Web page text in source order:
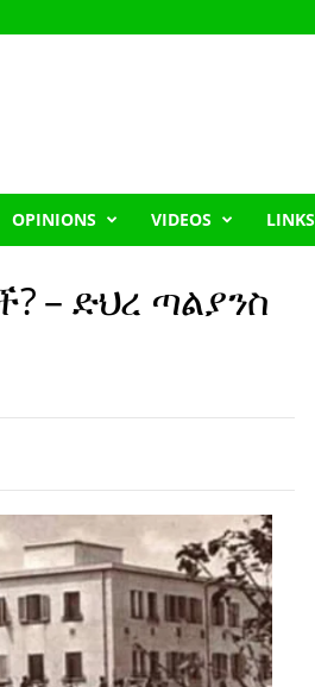
OPINIONS VIDEOS LINKS
– ድህረ ጣልያንስ